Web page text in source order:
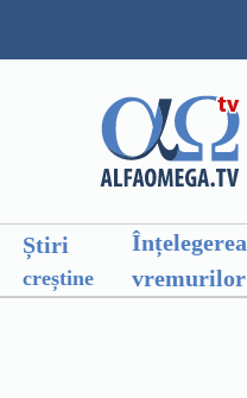
Știri
creștine
Înțelegerea
vremurilor